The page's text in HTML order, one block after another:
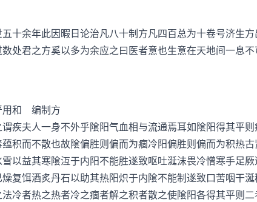
余年此因暇日论治凡八十制方凡四百总为十卷号济生
处君之方奚以多为余应之曰医者意也生意在天地间一息
编制方
夫人一身不外乎隂阳气血相与流通焉耳如隂阳得其平
积而不散也故隂偏胜则偏而为痼冷阳偏胜则偏而为积热
以益其寒隂沍于内阳不能胜遂致呕吐涎沫畏冷憎寒手足
复饵酒炙丹石以助其热阳炽于内隂不能制遂致口苦咽干
冷者热之热者冷之痼者解之积者散之使隂阳各得其平则